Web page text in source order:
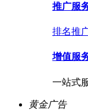
推广服
排名推
增值服
一站式
黄金广告